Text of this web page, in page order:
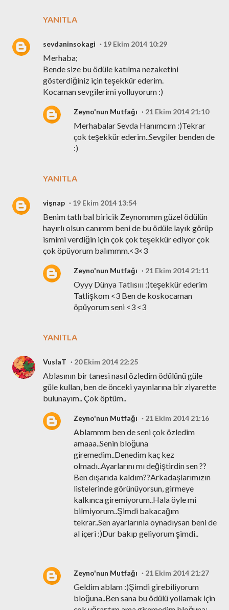
YANITLA
sevdaninsokagi 19 Ekim 2014 10:29
Merhaba;
Bende size bu ödüle katılma nezaketini
gösterdiğiniz için teşekkür ederim.
Kocaman sevgilerimi yolluyorum :)
YANITLA
Zeyno'nun Mutfağı 21 Ekim 2014 21:10
Merhabalar Sevda Hanımcım :)Tekrar
çok teşekkür ederim..Sevgiler benden de
:)
vişnap 19 Ekim 2014 13:54
Benim tatlı bal biricik Zeynommm güzel ödülün
hayırlı olsun canımm beni de bu ödüle layık görüp
ismimi verdiğin için çok çok teşekkür ediyor çok
çok öpüyorum balımmm.<3<3
YANITLA
Zeyno'nun Mutfağı 21 Ekim 2014 21:11
Oyyy Dünya Tatlısııı :)teşekkür ederim
Tatlişkom <3 Ben de koskocaman
öpüyorum seni <3 <3
VuslaT 20 Ekim 2014 22:25
Ablasının bir tanesi nasıl özledim ödülünü güle
güle kullan, ben de önceki yayınlarına bir ziyarette
bulunayım.. Çok öptüm..
Zeyno'nun Mutfağı 21 Ekim 2014 21:16
Ablammm ben de seni çok özledim
amaaa..Senin bloğuna
giremedim..Denedim kaç kez
olmadı..Ayarlarını mı değiştirdin sen ??
Ben dışarıda kaldım??Arkadaşlarımızın
listelerinde görünüyorsun, girmeye
kalkınca giremiyorum..Hala öyle mi
bilmiyorum..Şimdi bakacağım
tekrar..Sen ayarlarınla oynadıysan beni de
al içeri :)Dur bakıp geliyorum şimdi..
Zeyno'nun Mutfağı 21 Ekim 2014 21:27
Geldim ablam :)Şimdi girebiliyorum
bloğuna..Ben sana bu ödülü yollamak için